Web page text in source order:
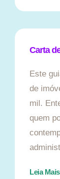
Carta
Este
de
mil.
quem
Leia